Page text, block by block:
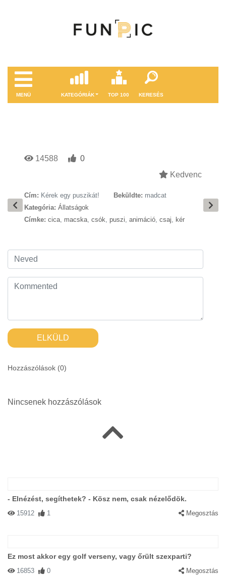
MENÜ KATEGÓRIÁK TOP 100 KERESÉS
14588
0
Kedvenc
Cím: Kérek egy puszikát! Beküldte: madcat
Kategória: Állatságok
Címke: cica, macska, csók, puszi, animáció, csaj, kér
ELKÜLD
Hozzászólások (0)
Nincsenek hozzászólások
- Elnézést, segíthetek? - Kösz nem, csak nézelődök.
15912 1 Megosztás
Ez most akkor egy golf verseny, vagy őrült szexparti?
16853 0 Megosztás